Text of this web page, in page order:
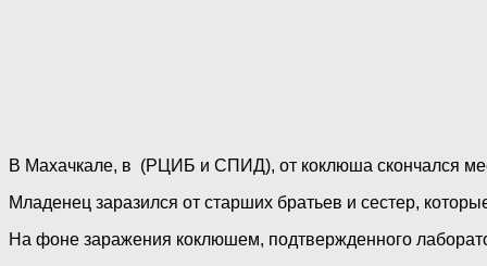
В Махачкале, в (РЦИБ и СПИД), от коклюша скончался
Младенец заразился от старших братьев и сестер,
На фоне заражения коклюшем, подтвержденного